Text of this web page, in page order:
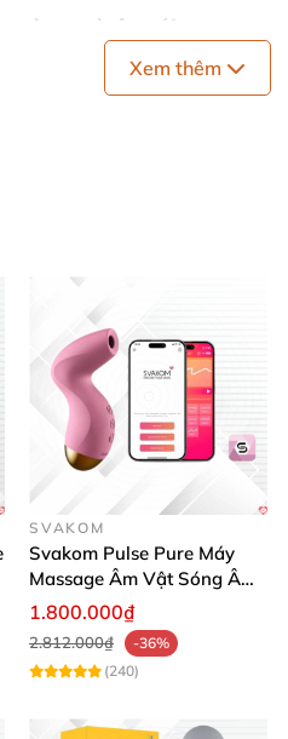
và êm ái
liếm vùng kín Su-shita A-
Xem thêm
SVAKOM
Svakom Pulse Pure Máy
Massage Âm Vật Sóng Âm
App Điều Khiển Kích Thích
1.800.000₫
2.812.000₫
-36%
(240)